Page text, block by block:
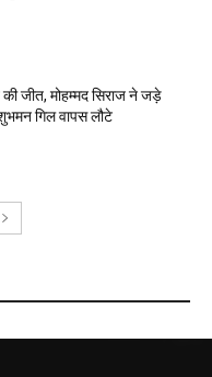
की जीत, मोहम्मद सिराज ने जड़े
गिल वापस लौटे